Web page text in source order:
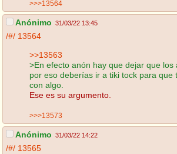
>>>13564
Anónimo 31/03/22 13:45
/#/ 13564
>>13563
>En efecto anón hay que dejar que los
por eso deberías ir a tiki tock para que
con algo.
Ese es su argumento.
>>>13573
Anónimo 31/03/22 14:22
/#/ 13565